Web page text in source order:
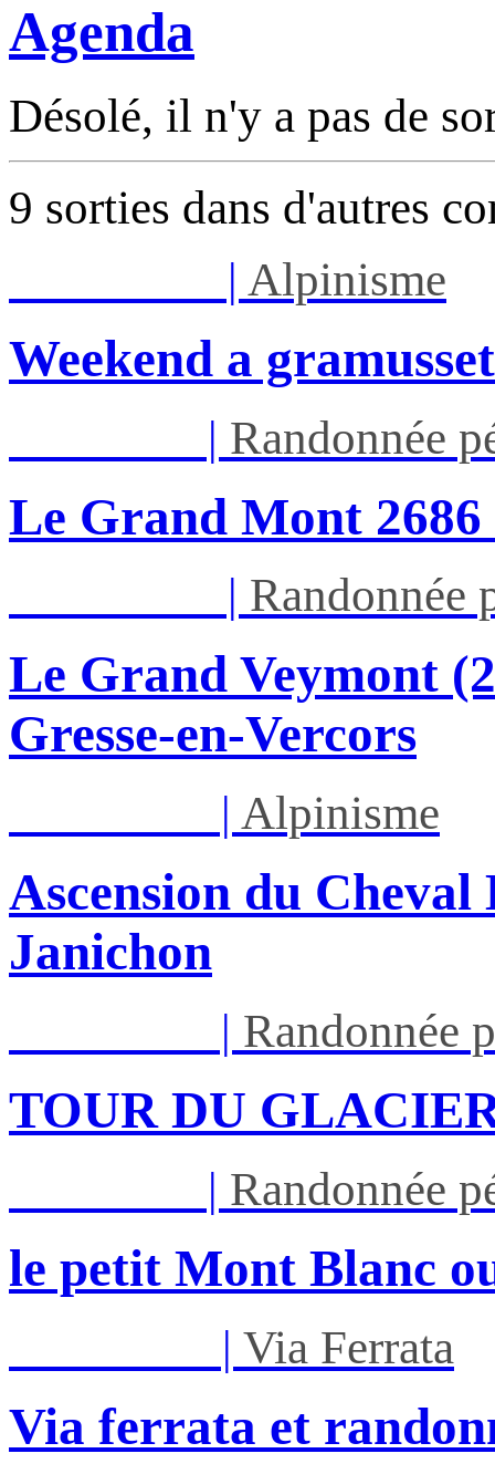
Agenda
Désolé, il n'y a pas de
9 sorties dans d'autres
| Alpinisme
Weekend a gramusset
| Randonnée
Le Grand Mont
| Randonnée
Le Grand Veymont
Gresse-en-Vercors
| Alpinisme
Ascension du
Janichon
| Randonnée
TOUR DU
| Randonnée
le petit Mont Blanc
| Via Ferrata
Via ferrata et